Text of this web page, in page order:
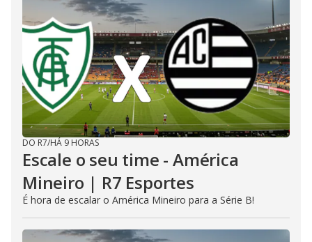
DO R7/HÁ 9 HORAS
Escale o seu time - América
Mineiro | R7 Esportes
É hora de escalar o América Mineiro para a Série B!